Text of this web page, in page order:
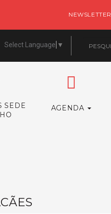
NEWSLETTER
Select Language ▼
SEDE
AGENDA